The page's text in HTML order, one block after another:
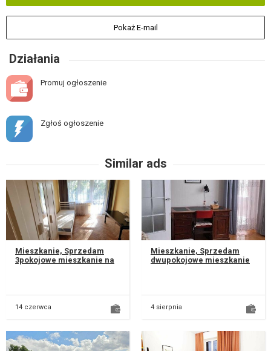
Pokaż E-mail
Działania
Promuj ogłoszenie
Zgłoś ogłoszenie
Similar ads
Mieszkanie, Sprzedam
3pokojowe mieszkanie na
+przynależna...
14 czerwca
Mieszkanie, Sprzedam
dwupokojowe mieszkanie
4 sierpnia